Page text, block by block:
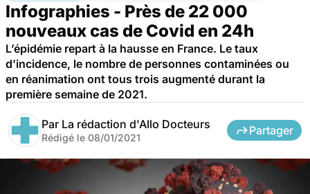
Infographies - Près de 22 000
nouveaux cas de Covid en 24h
L’épidémie repart à la hausse en France. Le taux
d’incidence, le nombre de personnes contaminées ou
en réanimation ont tous trois augmenté durant la
première semaine de 2021.
Par La rédaction d'Allo Docteurs
Rédigé le 08/01/2021
Partager